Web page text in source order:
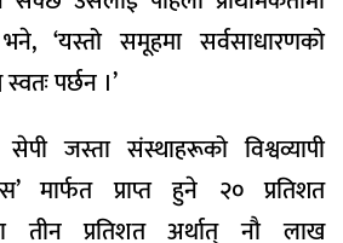
‘यस्तो समूहमा सर्वसाधारणको
पर्छन ।’
जस्ता संस्थाहरूको विश्वव्यापी
मार्फत प्राप्त हुने २० प्रतिशत
तीन प्रतिशत अर्थात् नौ लाख